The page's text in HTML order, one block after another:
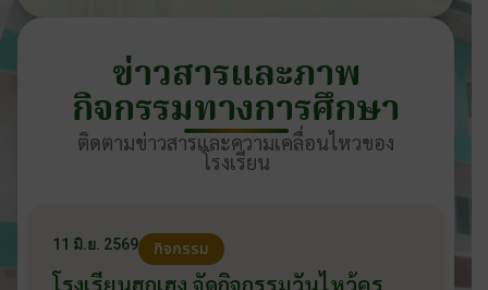
ข่าวสารและภาพ
กิจกรรมทางการศึกษา
ติดตามข่าวสารและความเคลื่อนไหวของ
โรงเรียน
11 มิ.ย. 2569 กิจกรรม